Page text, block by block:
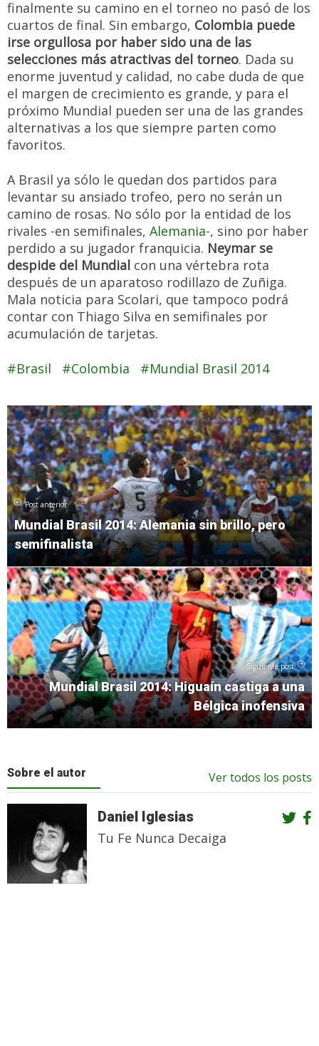
finalmente su camino en el torneo no pasó de los
cuartos de final. Sin embargo, Colombia puede
irse orgullosa por haber sido una de las
selecciones más atractivas del torneo. Dada su
enorme juventud y calidad, no cabe duda de que
el margen de crecimiento es grande, y para el
próximo Mundial pueden ser una de las grandes
alternativas a los que siempre parten como
favoritos.
A Brasil ya sólo le quedan dos partidos para
levantar su ansiado trofeo, pero no serán un
camino de rosas. No sólo por la entidad de los
rivales -en semifinales, Alemania-, sino por haber
perdido a su jugador franquicia. Neymar se
despide del Mundial con una vértebra rota
después de un aparatoso rodillazo de Zuñiga.
Mala noticia para Scolari, que tampoco podrá
contar con Thiago Silva en semifinales por
acumulación de tarjetas.
Brasil Colombia Mundial Brasil 2014
Post anterior
Mundial Brasil 2014: Alemania sin brillo, pero
semifinalista
Siguiente post
Mundial Brasil 2014: Higuaín castiga a una
Bélgica inofensiva
Sobre el autor Ver todos los posts
Daniel Iglesias
Tu Fe Nunca Decaiga